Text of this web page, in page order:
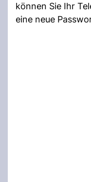
können Sie Ihr
eine neue